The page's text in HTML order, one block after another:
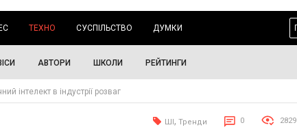
ТЕХНО СУСПІЛЬСТВО ДУМКИ
АВТОРИ ШКОЛИ РЕЙТИНГИ
інтелект в індустрії розваг
ШІ, Тренди 0 2829